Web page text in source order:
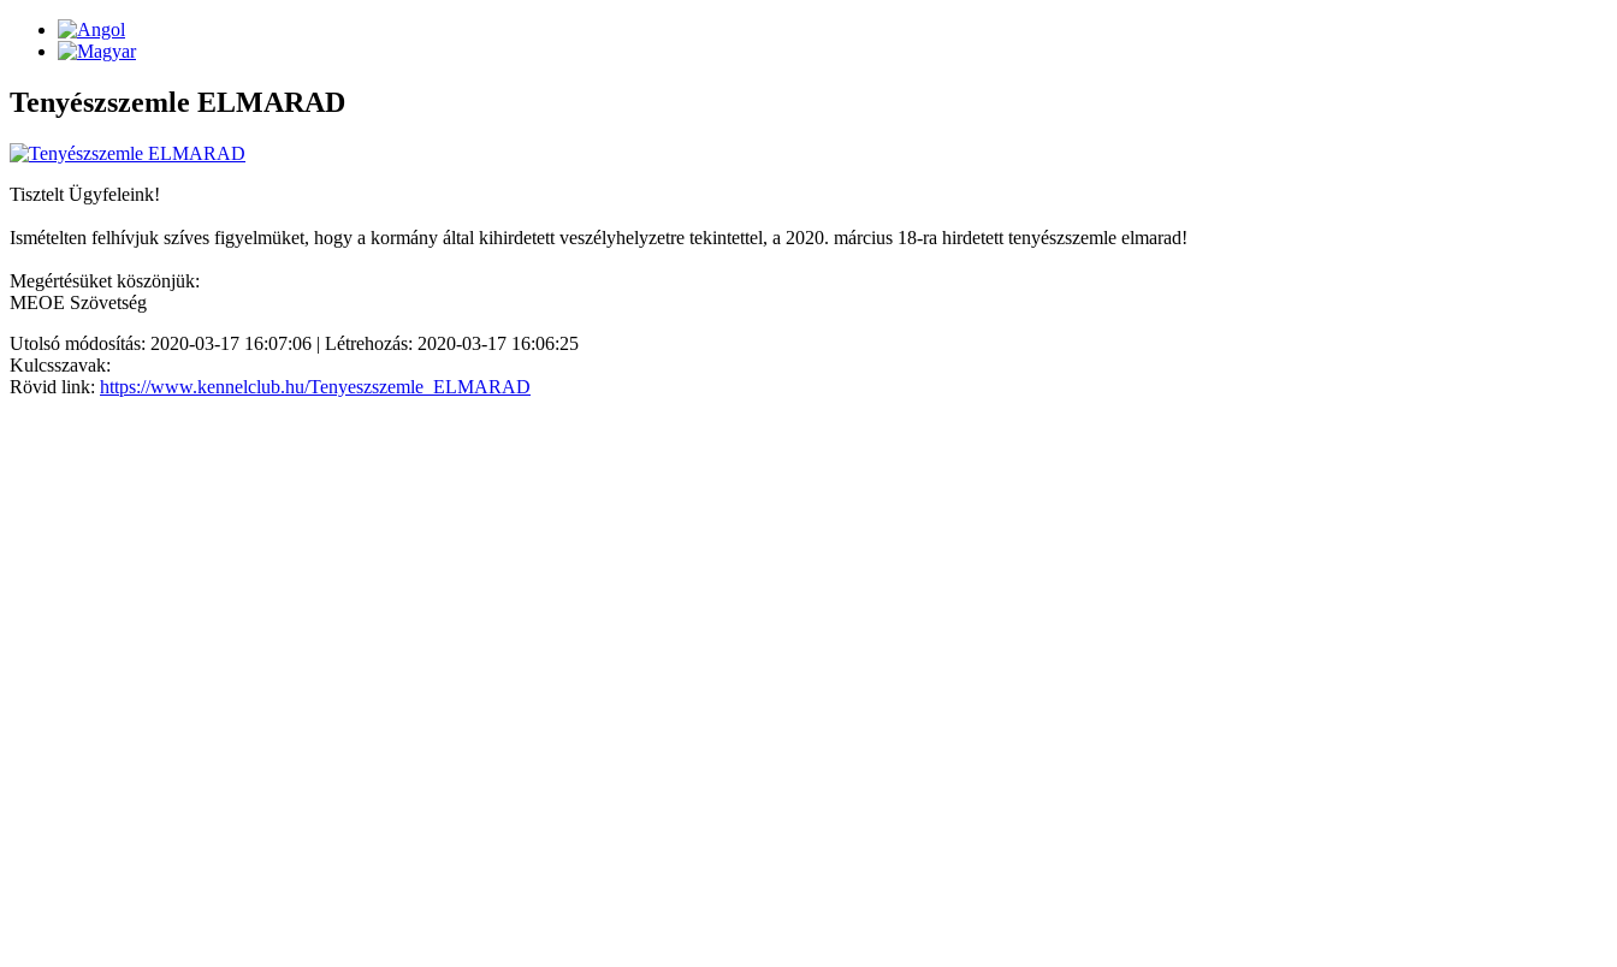
Tenyészszemle ELMARAD
Tisztelt Ügyfeleink!
Ismételten felhívjuk szíves figyelmüket, hogy a kormány által kihirdetett veszélyhelyzetre tekintettel, a 2020. március 18-ra hirdetett tenyészszemle elmarad!
Megértésüket köszönjük:
MEOE Szövetség
Utolsó módosítás: 2020-03-17 16:07:06 | Létrehozás: 2020-03-17 16:06:25
Kulcsszavak:
Rövid link: https://www.kennelclub.hu/Tenyeszszemle_ELMARAD